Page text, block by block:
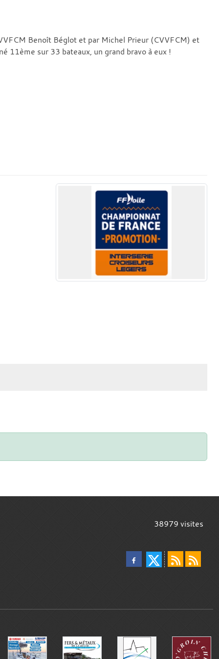
Benoît Béglot et par Michel Prieur (CVVFCM) et
11ème sur 33 bateaux, un grand bravo à eux !
38979 visites